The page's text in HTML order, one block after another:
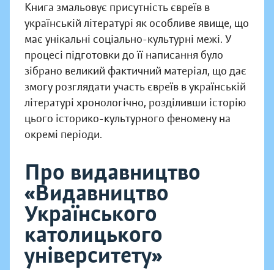
Книга змальовує присутність євреїв в
українській літературі як особ­ливе явище, що
має унікальні соціально-культурні межі. У
про­цесі підготовки до її написання було
зібрано великий фактичний матеріал, що дає
змогу розглядати участь євреїв в українській
літе­ратурі хронологічно, розділивши історію
цього історико-культурного феномену на
окремі періоди.
Про видавництво
«Видавництво
Українського
католицького
університету»